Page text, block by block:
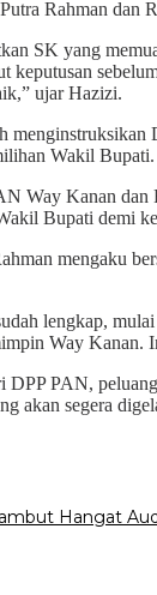
Rahman dan
SK yang
keputusan
ujar Hazizi.
Wakil Bupati.
Way Kanan dan
Bupati demi
mengaku
lengkap,
Way Kanan.
DPP PAN,
akan segera
Hangat